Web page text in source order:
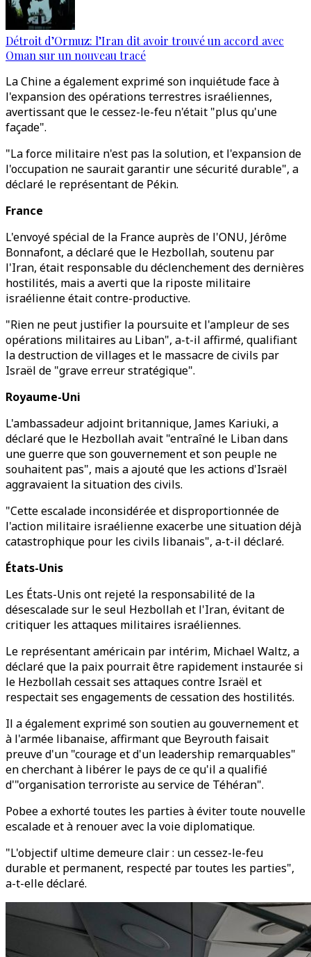
Détroit d’Ormuz: l’Iran dit avoir trouvé un accord avec
Oman sur un nouveau tracé
La Chine a également exprimé son inquiétude face à
l'expansion des opérations terrestres israéliennes,
avertissant que le cessez-le-feu n'était "plus qu'une
façade".
"La force militaire n'est pas la solution, et l'expansion de
l'occupation ne saurait garantir une sécurité durable", a
déclaré le représentant de Pékin.
France
L'envoyé spécial de la France auprès de l'ONU, Jérôme
Bonnafont, a déclaré que le Hezbollah, soutenu par
l'Iran, était responsable du déclenchement des dernières
hostilités, mais a averti que la riposte militaire
israélienne était contre-productive.
"Rien ne peut justifier la poursuite et l'ampleur de ses
opérations militaires au Liban", a-t-il affirmé, qualifiant
la destruction de villages et le massacre de civils par
Israël de "grave erreur stratégique".
Royaume-Uni
L'ambassadeur adjoint britannique, James Kariuki, a
déclaré que le Hezbollah avait "entraîné le Liban dans
une guerre que son gouvernement et son peuple ne
souhaitent pas", mais a ajouté que les actions d'Israël
aggravaient la situation des civils.
"Cette escalade inconsidérée et disproportionnée de
l'action militaire israélienne exacerbe une situation déjà
catastrophique pour les civils libanais", a-t-il déclaré.
États-Unis
Les États-Unis ont rejeté la responsabilité de la
désescalade sur le seul Hezbollah et l'Iran, évitant de
critiquer les attaques militaires israéliennes.
Le représentant américain par intérim, Michael Waltz, a
déclaré que la paix pourrait être rapidement instaurée si
le Hezbollah cessait ses attaques contre Israël et
respectait ses engagements de cessation des hostilités.
Il a également exprimé son soutien au gouvernement et
à l'armée libanaise, affirmant que Beyrouth faisait
preuve d'un "courage et d'un leadership remarquables"
en cherchant à libérer le pays de ce qu'il a qualifié
d'"organisation terroriste au service de Téhéran".
Pobee a exhorté toutes les parties à éviter toute nouvelle
escalade et à renouer avec la voie diplomatique.
"L'objectif ultime demeure clair : un cessez-le-feu
durable et permanent, respecté par toutes les parties",
a-t-elle déclaré.